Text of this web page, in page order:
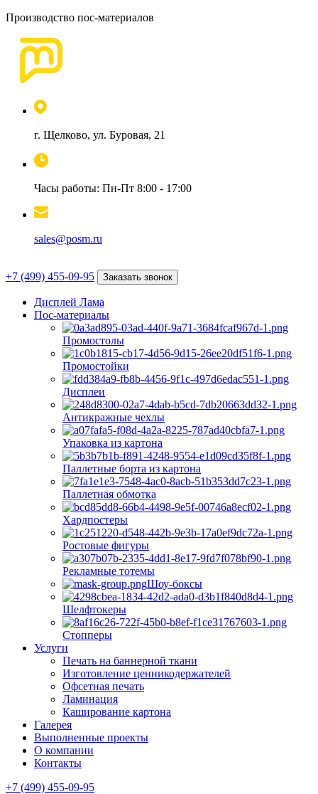
Производство пос-материалов
г. Щелково, ул. Буровая, 21
Часы работы: Пн-Пт 8:00 - 17:00
sales@posm.ru
+7 (499) 455-09-95 Заказать звонок
Дисплей Лама
Пос-материалы
Промостолы
Промостойки
Дисплеи
Антикражные чехлы
Упаковка из картона
Паллетные борта из картона
Паллетная обмотка
Хардпостеры
Ростовые фигуры
Рекламные тотемы
Шоу-боксы
Шелфтокеры
Стопперы
Услуги
Печать на баннерной ткани
Изготовление ценникодержателей
Офсетная печать
Ламинация
Каширование картона
Галерея
Выполненные проекты
О компании
Контакты
+7 (499) 455-09-95